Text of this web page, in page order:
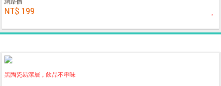
網路價
NT$ 199
黑陶瓷易潔層，飲品不串味